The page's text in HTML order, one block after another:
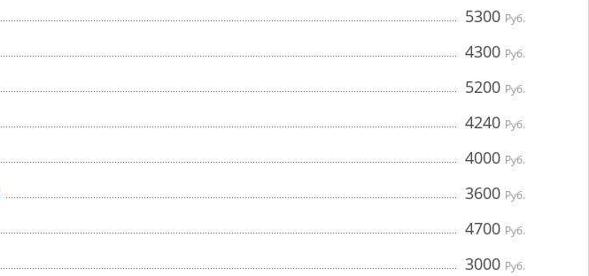
5300 Руб.
4300 Руб.
5200 Руб.
4240 Руб.
4000 Руб.
3600 Руб.
4700 Руб.
3000 Руб.